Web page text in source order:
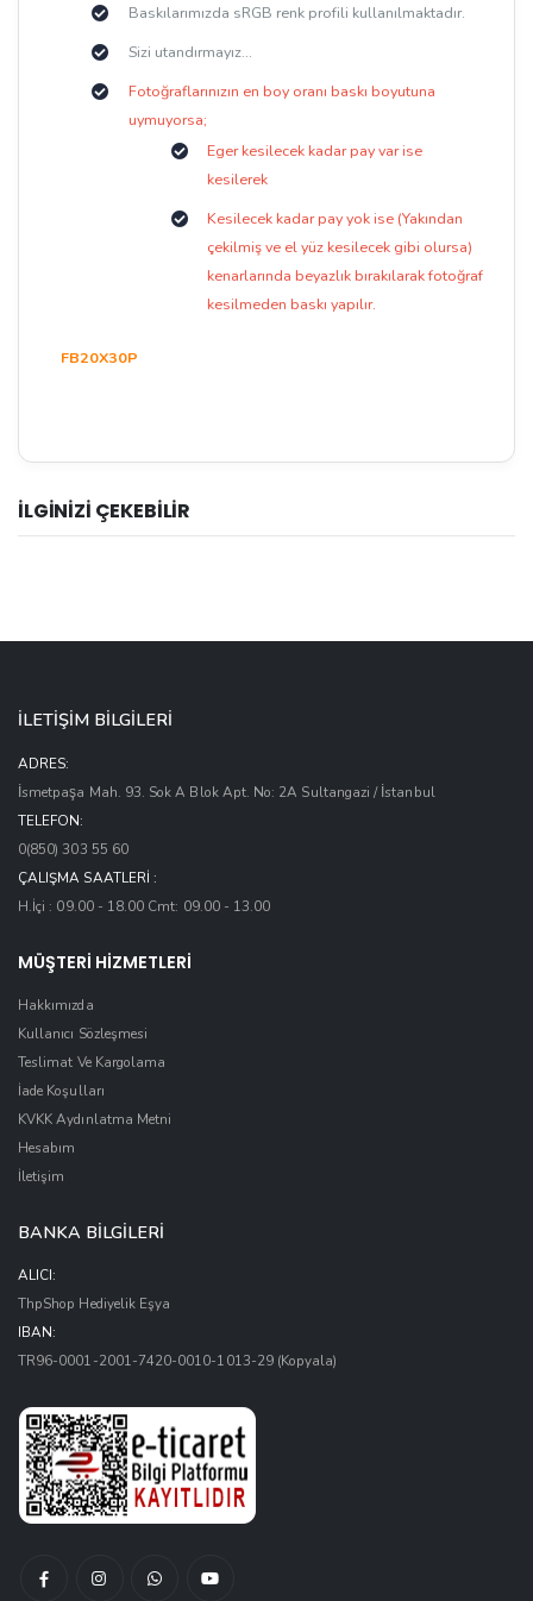
Baskılarımızda sRGB renk profili kullanılmaktadır.
Sizi utandırmayız...
Fotoğraflarınızın en boy oranı baskı boyutuna
uymuyorsa;
Eger kesilecek kadar pay var ise
kesilerek
Kesilecek kadar pay yok ise (Yakından
çekilmiş ve el yüz kesilecek gibi olursa)
kenarlarında beyazlık bırakılarak fotoğraf
kesilmeden baskı yapılır.
FB20X30P
İLGİNİZİ ÇEKEBİLİR
İLETİŞİM BİLGİLERİ
ADRES:
İsmetpaşa Mah. 93. Sok A Blok Apt. No: 2A Sultangazi / İstanbul
TELEFON:
0(850) 303 55 60
ÇALIŞMA SAATLERI :
H.İçi : 09.00 - 18.00 Cmt: 09.00 - 13.00
MÜŞTERİ HİZMETLERİ
Hakkımızda
Kullanıcı Sözleşmesi
Teslimat Ve Kargolama
İade Koşulları
KVKK Aydınlatma Metni
Hesabım
İletişim
BANKA BİLGİLERİ
ALICI:
ThpShop Hediyelik Eşya
IBAN:
TR96-0001-2001-7420-0010-1013-29(Kopyala)